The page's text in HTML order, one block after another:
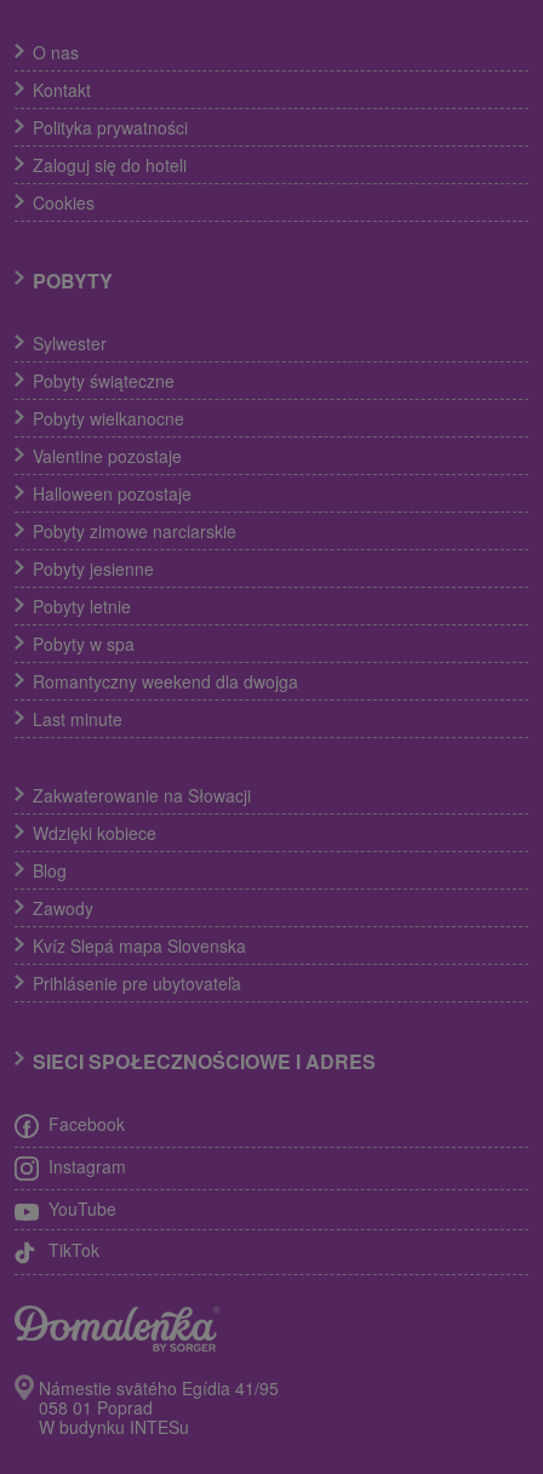
O nas
Kontakt
Polityka prywatności
Zaloguj się do hoteli
Cookies
POBYTY
Sylwester
Pobyty świąteczne
Pobyty wielkanocne
Valentine pozostaje
Halloween pozostaje
Pobyty zimowe narciarskie
Pobyty jesienne
Pobyty letnie
Pobyty w spa
Romantyczny weekend dla dwojga
Last minute
Zakwaterowanie na Słowacji
Wdzięki kobiece
Blog
Zawody
Kvíz Slepá mapa Slovenska
Prihlásenie pre ubytovateľa
SIECI SPOŁECZNOŚCIOWE I ADRES
Facebook
Instagram
YouTube
TikTok
Námestie svätého Egídia 41/95
058 01 Poprad
W budynku INTESu